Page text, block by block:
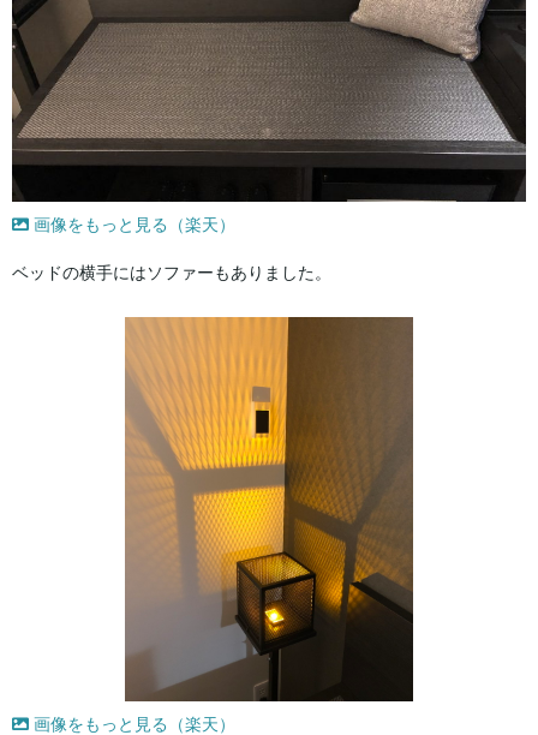
画像をもっと見る（楽天）
ベッドの横手にはソファーもありました。
画像をもっと見る（楽天）